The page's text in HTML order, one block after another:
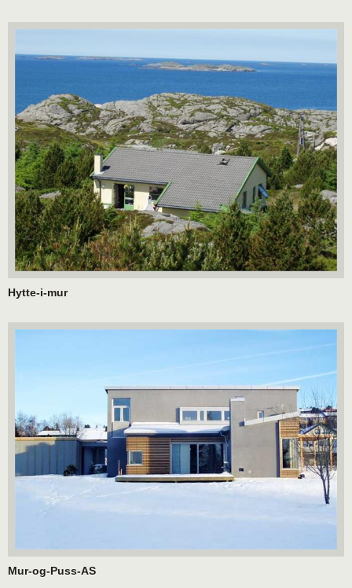
Hytte-i-mur
Mur-og-Puss-AS